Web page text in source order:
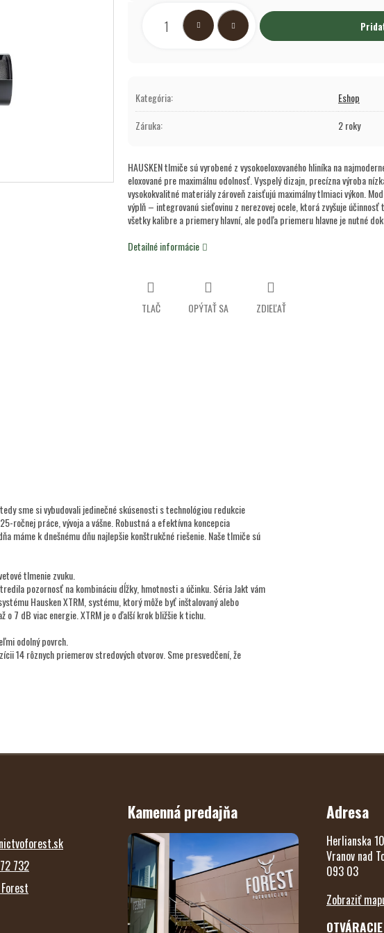
Kategória:
Eshop
Záruka: 2 roky
HAUSKEN tlmiče sú vyrobené z vysokoeloxovaného hliníka na
eloxované pre maximálnu odolnosť. Vyspelý dizajn, precízna výroba
vysokokvalitné materiály zároveň zaisťujú maximálny tlmiaci výkon.
výplň – integrovanú sieťovinu z nerezovej ocele, ktorá zvyšuje
všetky kalibre a priemery hlavní, ale podľa priemeru hlavne je nutné
Detailné informácie
TLAČ OPÝTAŤ SA ZDIEĽAŤ
sme si vybudovali jedinečné skúsenosti s technológiou redukcie
ročnej práce, vývoja a vášne. Robustná a efektívna koncepcia
máme k dnešnému dňu najlepšie konštrukčné riešenie. Naše tlmiče sú
tlmenie zvuku.
pozornosť na kombináciu dĺžky, hmotnosti a účinku. Séria Jakt vám
Hausken XTRM, systému, ktorý môže byť inštalovaný alebo
o 7 dB viac energie. XTRM je o ďalší krok bližšie k tichu.
odolný povrch.
14 rôznych priemerov stredových otvorov. Sme presvedčení, že
732
Kamenná predajňa Adresa
Herlianska
Vranov nad
093 03
Zobraziť